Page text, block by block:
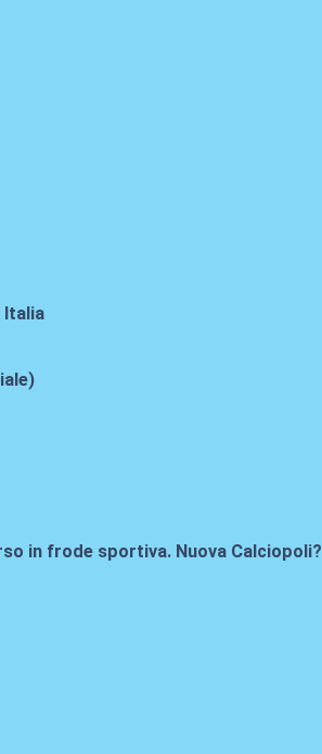
Italia
in frode sportiva. Nuova Calciopoli?